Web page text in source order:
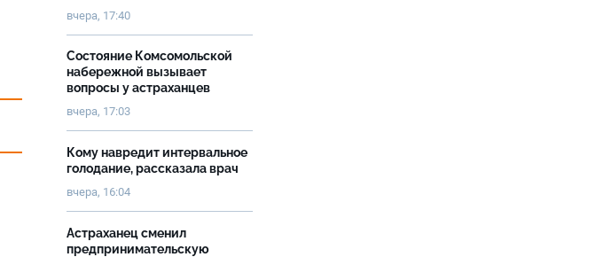
вчера, 17:40
Состояние Комсомольской
набережной вызывает
вопросы у астраханцев
вчера, 17:03
Кому навредит интервальное
голодание, рассказала врач
вчера, 16:04
Астраханец сменил
предпринимательскую